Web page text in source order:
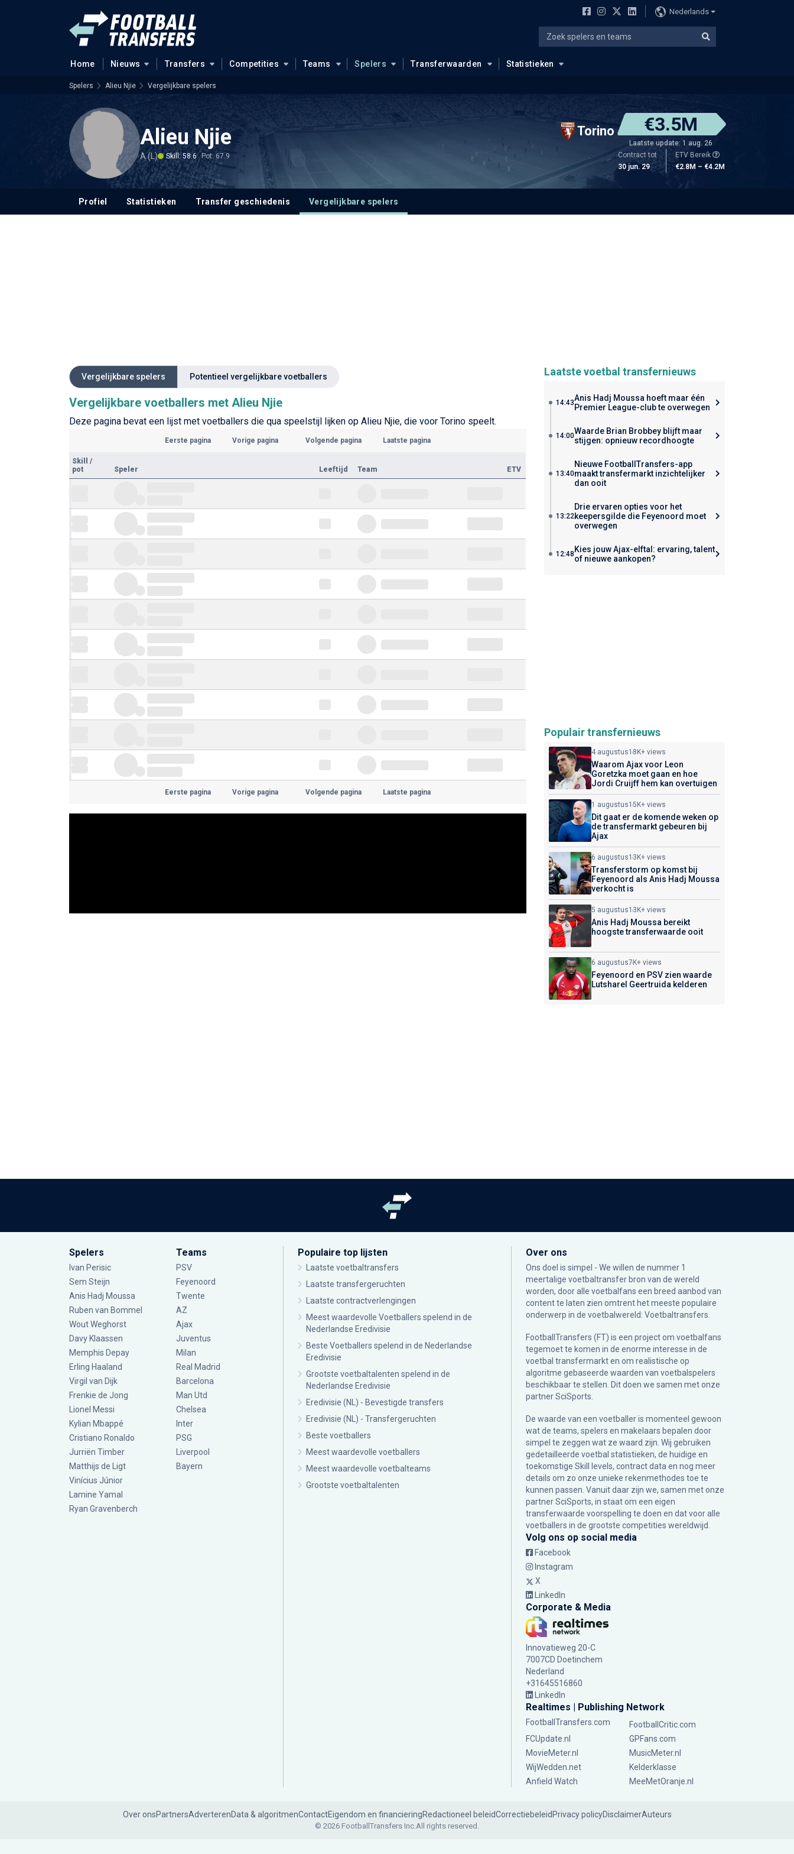
Nederlands
Home Nieuws Transfers Competities Teams Spelers Transferwaarden Statistieken
Spelers Alieu Njie Vergelijkbare spelers
Alieu Njie
A (L) Skill: 58.6 Pot: 67.9
Torino €3.5M
Laatste update: 1 aug. 26
Contract tot
30 jun. 29
ETV Bereik
€2.8M – €4.2M
Profiel Statistieken Transfer geschiedenis Vergelijkbare spelers
Vergelijkbare spelers Potentieel vergelijkbare voetballers
Vergelijkbare voetballers met Alieu Njie
Deze pagina bevat een lijst met voetballers die qua speelstijl lijken op Alieu Njie, die voor Torino speelt.
Eerste pagina Vorige pagina Volgende pagina Laatste pagina
Skill
/
pot
Speler Leeftijd Team ETV
Eerste pagina Vorige pagina Volgende pagina Laatste pagina
Laatste voetbal transfernieuws
14:43Anis Hadj Moussa hoeft maar één
Premier League-club te overwegen
14:00Waarde Brian Brobbey blijft maar
stijgen: opnieuw recordhoogte
13:40
Nieuwe FootballTransfers-app
maakt transfermarkt inzichtelijker
dan ooit
13:22
Drie ervaren opties voor het
keepersgilde die Feyenoord moet
overwegen
12:48 Kies jouw Ajax-elftal: ervaring, talent
of nieuwe aankopen?
Populair transfernieuws
4 augustus18K+ views
Waarom Ajax voor Leon
Goretzka moet gaan en hoe
Jordi Cruijff hem kan overtuigen
1 augustus15K+ views
Dit gaat er de komende weken op
de transfermarkt gebeuren bij
Ajax
6 augustus13K+ views
Transferstorm op komst bij
Feyenoord als Anis Hadj Moussa
verkocht is
5 augustus13K+ views
Anis Hadj Moussa bereikt
hoogste transferwaarde ooit
6 augustus7K+ views
Feyenoord en PSV zien waarde
Lutsharel Geertruida kelderen
Spelers
Ivan Perisic
Sem Steijn
Anis Hadj Moussa
Ruben van Bommel
Wout Weghorst
Davy Klaassen
Memphis Depay
Erling Haaland
Virgil van Dijk
Frenkie de Jong
Lionel Messi
Kylian Mbappé
Cristiano Ronaldo
Jurriën Timber
Matthijs de Ligt
Vinícius Júnior
Lamine Yamal
Ryan Gravenberch
Teams
PSV
Feyenoord
Twente
AZ
Ajax
Juventus
Milan
Real Madrid
Barcelona
Man Utd
Chelsea
Inter
PSG
Liverpool
Bayern
Populaire top lijsten
Laatste voetbaltransfers
Laatste transfergeruchten
Laatste contractverlengingen
Meest waardevolle Voetballers spelend in de
Nederlandse Eredivisie
Beste Voetballers spelend in de Nederlandse
Eredivisie
Grootste voetbaltalenten spelend in de
Nederlandse Eredivisie
Eredivisie (NL) - Bevestigde transfers
Eredivisie (NL) - Transfergeruchten
Beste voetballers
Meest waardevolle voetballers
Meest waardevolle voetbalteams
Grootste voetbaltalenten
Over ons
Ons doel is simpel - We willen de nummer 1
meertalige voetbaltransfer bron van de wereld
worden, door alle voetbalfans een breed aanbod van
content te laten zien omtrent het meeste populaire
onderwerp in de voetbalwereld: Voetbaltransfers.
FootballTransfers (FT) is een project om voetbalfans
tegemoet te komen in de enorme interesse in de
voetbal transfermarkt en om realistische op
algoritme gebaseerde waarden van voetbalspelers
beschikbaar te stellen. Dit doen we samen met onze
partnerSciSports
De waarde van een voetballer is momenteel gewoon
wat de teams, spelers en makelaars bepalen door
simpel te zeggen wat ze waard zijn. Wij gebruiken
gedetailleerde voetbal statistieken, de huidige en
toekomstige Skill levels, contract data en nog meer
details om zo onze unieke rekenmethodes toe te
kunnen passen. Vanuit daar zijn we, samen met onze
partner SciSports, in staat om een eigen
transferwaarde voorspelling te doen en dat voor alle
voetballers in de grootste competities wereldwijd.
Volg ons op social media
Facebook
Instagram
X
LinkedIn
Corporate & Media
Innovatieweg 20-C
7007CD Doetinchem
Nederland
+31645516860
LinkedIn
Realtimes | Publishing Network
FootballTransfers.com
FootballCritic.com
FCUpdate.nl
GPFans.com
MovieMeter.nl
MusicMeter.nl
WijWedden.net
Kelderklasse
Anfield Watch
MeeMetOranje.nl
Over onsPartnersAdverterenData & algoritmenContactEigendom en financieringRedactioneel beleidCorrectiebeleid Privacy policyDisclaimerAuteurs
© 2026 FootballTransfers Inc.All rights reserved.